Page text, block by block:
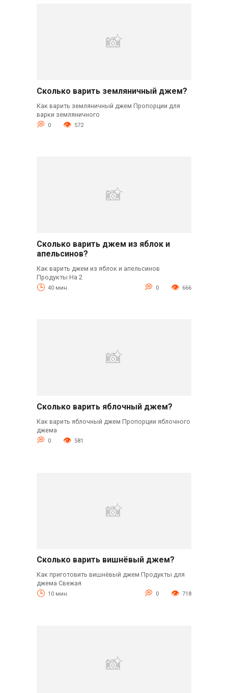
Сколько варить земляничный джем?
Как варить земляничный джем Пропорции для
варки земляничного
0 572
Сколько варить джем из яблок и
апельсинов?
Как варить джем из яблок и апельсинов
Продукты На 2
40 мин. 0 666
Сколько варить яблочный джем?
Как варить яблочный джем Пропорции яблочного
джема
0 581
Сколько варить вишнёвый джем?
Как приготовить вишнёвый джем Продукты для
джема Свежая
10 мин. 0 718